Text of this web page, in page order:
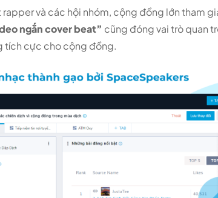
và các hội nhóm, cộng đồng lớn tham
ngắn cover beat” cũng đóng vai trò quan
tích cực cho cộng đồng.